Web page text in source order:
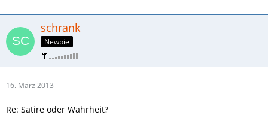
Aber ist mir eigentlich eh egal, selber wuerde ich nie so ein
Riesenteil kaufen.
schrank
Newbie
16. März 2013
Re: Satire oder Wahrheit?